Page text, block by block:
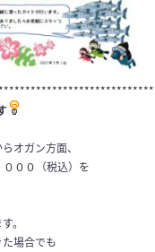
オガン方面、
００（税込）を
。
場合でも